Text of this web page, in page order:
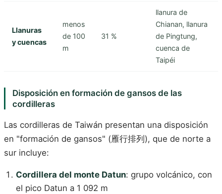
Llanuras
y cuencas
menos
de 100
m
31 %
llanura de
Chianan, llanura
de Pingtung,
cuenca de
Taipéi
Disposición en formación de gansos de las
cordilleras
Las cordilleras de Taiwán presentan una disposición
en "formación de gansos" (雁行排列), que de norte a
sur incluye:
Cordillera del monte Datun: grupo volcánico, con
el pico Datun a 1 092 m